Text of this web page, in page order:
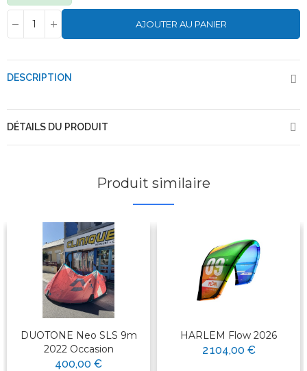
AJOUTER AU PANIER
DESCRIPTION
DÉTAILS DU PRODUIT
Produit similaire
DUOTONE Neo SLS 9m
2022 Occasion
400,00 €
HARLEM Flow 2026
2 104,00 €